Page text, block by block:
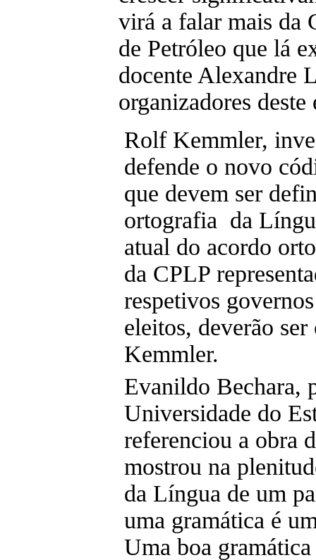
virá a falar mais da
de Petróleo que lá
docente Alexandre
organizadores deste
Rolf Kemmler,
defende o novo
que devem ser
ortografia da
atual do acordo
da CPLP
respetivos
eleitos, deverão
Kemmler.
Evanildo Bechara,
Universidade do
referenciou a obra
mostrou na
da Língua de um
uma gramática é
Uma boa